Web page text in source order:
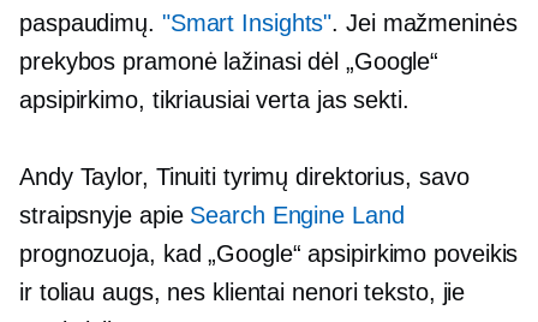
paspaudimų. "Smart Insights". Jei mažmeninės
prekybos pramonė lažinasi dėl „Google“
apsipirkimo, tikriausiai verta jas sekti.
Andy Taylor, Tinuiti tyrimų direktorius, savo
straipsnyje apie Search Engine Land
prognozuoja, kad „Google“ apsipirkimo poveikis
ir toliau augs, nes klientai nenori teksto, jie